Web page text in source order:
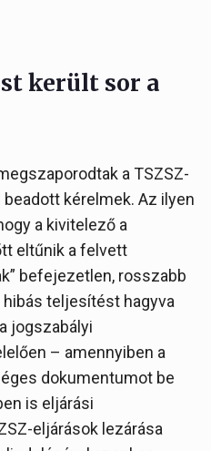
került sor a
a TSZSZ-
kérelmek. Az ilyen
a kivitelező a
eltűnik a felvett
befejezetlen, rosszabb
teljesítést hagyva
jogszabályi
– amennyiben a
dokumentumot be
is eljárási
eljárások lezárása